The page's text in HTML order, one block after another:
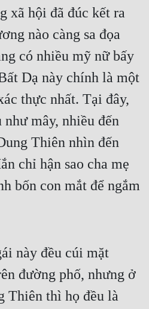
xã hội đã đúc kết ra
nào càng sa đọa
có nhiều mỹ nữ bấy
Dạ này chính là một
thực nhất. Tại đây,
mây, nhiều đến
Thiên nhìn đến
chỉ hận sao cha mẹ
bốn con mắt để ngắm
này đều cúi mặt
đường phố, nhưng ở
Thiên thì họ đều là